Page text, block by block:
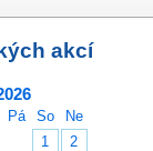
akcí
Pá So
Ne
1
2